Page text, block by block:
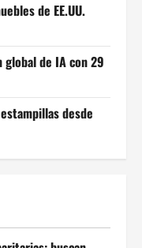
de EE.UU.
global de IA con 29
desde